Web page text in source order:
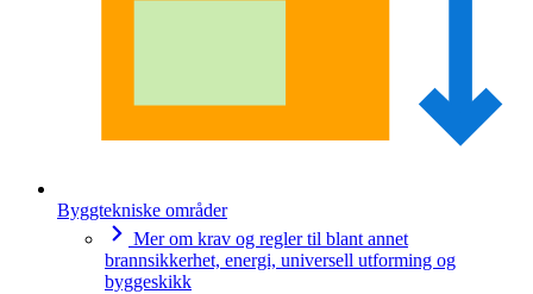
Byggtekniske områder
Mer om krav og regler til blant annet
brannsikkerhet, energi, universell utforming og
byggeskikk